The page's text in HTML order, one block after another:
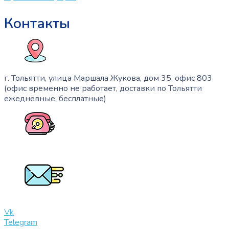
Контакты
г. Тольятти, улица Маршала Жукова, дом 35, офис 803
(офис временно не работает, доставки по Тольятти
ежедневные, бесплатные)
Vk
Telegram